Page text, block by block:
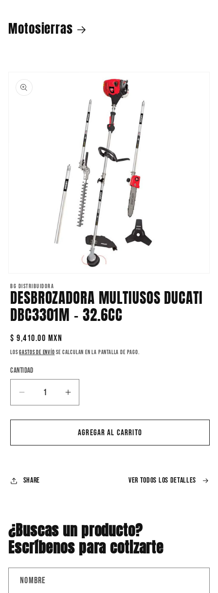
Motosierras
elemento
multimedia
en
una
ventana
BG DISTRIBUIDORA
DESBROZADORA MULTIUSOS DUCATI
DBC3301M - 32.6CC
Precio
habitual
$ 9,410.00 MXN
Losgastos de envío se calculan en la pantalla de pago.
Cantidad
Reducir
cantidad
para
DESBROZADORA
MULTIUSOS
-
Aumentar
cantidad
para
DESBROZADORA
MULTIUSOS
Agregar al carrito
Share Ver todos los detalles
¿Buscas un producto?
Escríbenos para cotizarte
Nombre